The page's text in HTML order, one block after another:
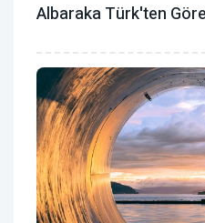
Albaraka Türk'ten